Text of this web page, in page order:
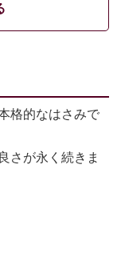
格的なはさみで
さが永く続きま